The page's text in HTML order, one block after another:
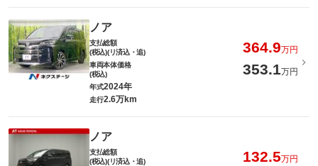
ノア
支払総額
(税込)(リ済込・追)
364.9万円
車両本体価格
(税込)
353.1万円
年式2024年
走行2.6万km
ノア
支払総額
(税込)(リ済込・追)
132.5万円